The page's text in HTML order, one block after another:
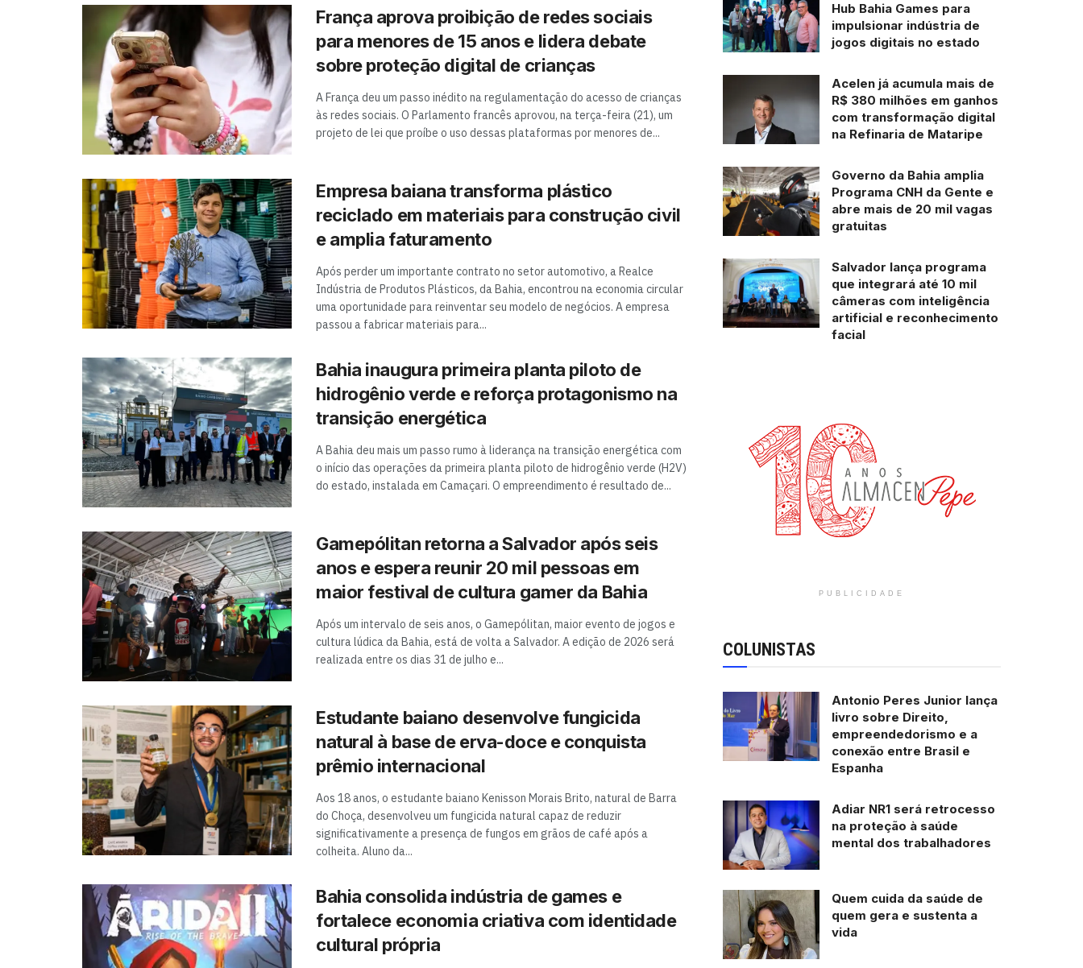
França aprova proibição de redes sociais
para menores de 15 anos e lidera debate
sobre proteção digital de crianças
A França deu um passo inédito na regulamentação do acesso de crianças
às redes sociais. O Parlamento francês aprovou, na terça-feira (21), um
projeto de lei que proíbe o uso dessas plataformas por menores de...
Empresa baiana transforma plástico
reciclado em materiais para construção civil
e amplia faturamento
Após perder um importante contrato no setor automotivo, a Realce
Indústria de Produtos Plásticos, da Bahia, encontrou na economia circular
uma oportunidade para reinventar seu modelo de negócios. A empresa
passou a fabricar materiais para...
Bahia inaugura primeira planta piloto de
hidrogênio verde e reforça protagonismo na
transição energética
A Bahia deu mais um passo rumo à liderança na transição energética com
o início das operações da primeira planta piloto de hidrogênio verde (H2V)
do estado, instalada em Camaçari. O empreendimento é resultado de...
Gamepólitan retorna a Salvador após seis
anos e espera reunir 20 mil pessoas em
maior festival de cultura gamer da Bahia
Após um intervalo de seis anos, o Gamepólitan, maior evento de jogos e
cultura lúdica da Bahia, está de volta a Salvador. A edição de 2026 será
realizada entre os dias 31 de julho e...
Estudante baiano desenvolve fungicida
natural à base de erva-doce e conquista
prêmio internacional
Aos 18 anos, o estudante baiano Kenisson Morais Brito, natural de Barra
do Choça, desenvolveu um fungicida natural capaz de reduzir
significativamente a presença de fungos em grãos de café após a
colheita. Aluno da...
Bahia consolida indústria de games e
fortalece economia criativa com identidade
cultural própria
Hub Bahia Games para
impulsionar indústria de
jogos digitais no estado
Acelen já acumula mais de
R$ 380 milhões em ganhos
com transformação digital
na Refinaria de Mataripe
Governo da Bahia amplia
Programa CNH da Gente e
abre mais de 20 mil vagas
gratuitas
Salvador lança programa
que integrará até 10 mil
câmeras com inteligência
artificial e reconhecimento
facial
PUBLICIDADE
COLUNISTAS
Antonio Peres Junior lança
livro sobre Direito,
empreendedorismo e a
conexão entre Brasil e
Espanha
Adiar NR1 será retrocesso
na proteção à saúde
mental dos trabalhadores
Quem cuida da saúde de
quem gera e sustenta a
vida